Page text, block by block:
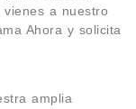
a nuestro
Ahora y solicita
amplia